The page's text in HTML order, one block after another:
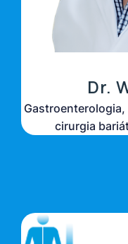
Dr.
cirurgia